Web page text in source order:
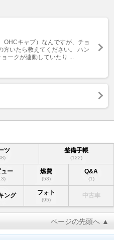
キャブ）なんですが、チョ
方いたら教えてください。 ハン
ークが連動していたり ...
ツ 整備手帳
(122)
ュー 燃費
(53)
Q&A
(1)
ング フォト
(95)
中古車
ページの先頭へ ▲